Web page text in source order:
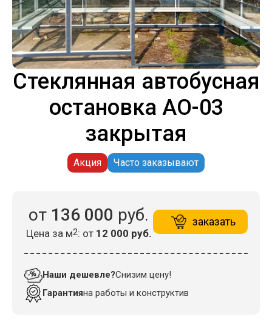
Стеклянная автобусная
остановка АО-03
закрытая
Акция Часто заказывают
от 136 000 руб.
Цена за м2: от 12 000 руб.
заказать
Наши дешевле?Снизим цену!
Гарантияна работы и конструктив